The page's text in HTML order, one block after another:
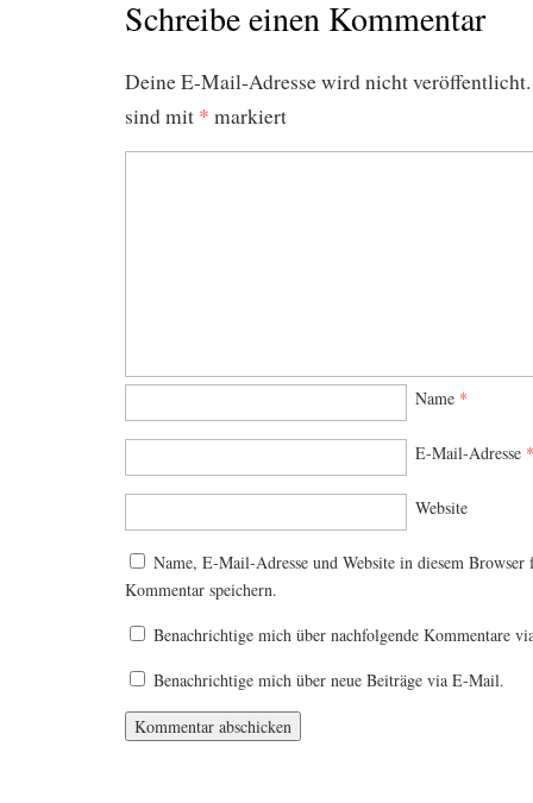
Schreibe einen Kommentar
Deine E-Mail-Adresse wird nicht veröffentlicht.
sind mit * markiert
Name *
E-Mail-Adresse *
Website
Name, E-Mail-Adresse und Website in diesem Browser
Kommentar speichern.
Benachrichtige mich über nachfolgende Kommentare
Benachrichtige mich über neue Beiträge via E-Mail.